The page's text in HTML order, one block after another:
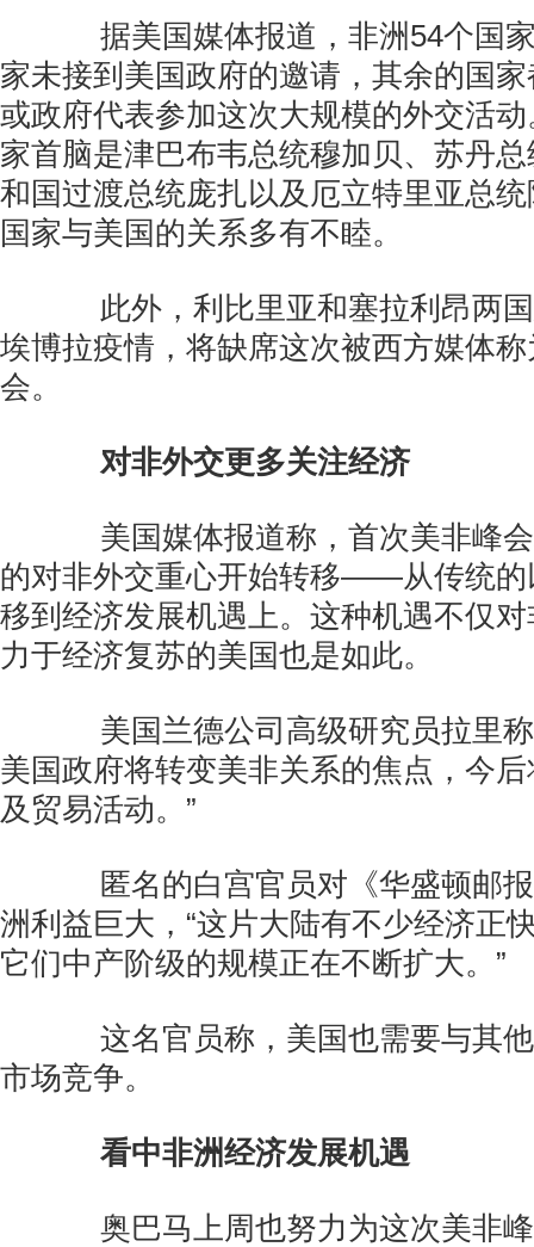
据美国媒体报道，非洲54个国家
家未接到美国政府的邀请，其余的国
或政府代表参加这次大规模的外交活
家首脑是津巴布韦总统穆加贝、苏丹
和国过渡总统庞扎以及厄立特里亚总
国家与美国的关系多有不睦。
此外，利比里亚和塞拉利昂两国
埃博拉疫情，将缺席这次被西方媒体称
会。
对非外交更多关注经济
美国媒体报道称，首次美非峰会
的对非外交重心开始转移——从传统的
移到经济发展机遇上。这种机遇不仅
力于经济复苏的美国也是如此。
美国兰德公司高级研究员拉里称
美国政府将转变美非关系的焦点，今
及贸易活动。”
匿名的白宫官员对《华盛顿邮报
洲利益巨大，“这片大陆有不少经济正
它们中产阶级的规模正在不断扩大。”
这名官员称，美国也需要与其他
市场竞争。
看中非洲经济发展机遇
奥巴马上周也努力为这次美非峰